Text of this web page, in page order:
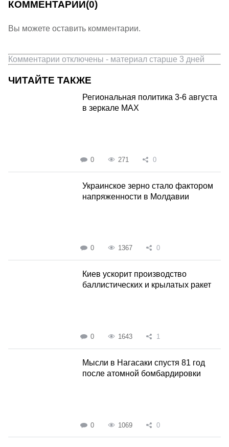
КОММЕНТАРИИ(0)
Вы можете оставить комментарии.
Комментарии отключены - материал старше 3 дней
ЧИТАЙТЕ ТАКЖЕ
Региональная политика 3-6 августа
в зеркале MAX
0 271 0
Украинское зерно стало фактором
напряженности в Молдавии
0 1367 0
Киев ускорит производство
баллистических и крылатых ракет
0 1643 1
Мысли в Нагасаки спустя 81 год
после атомной бомбардировки
0 1069 0